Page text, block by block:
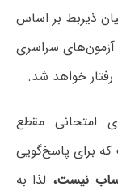
ذیربط بر اساس
آزمون‌های سراسری
خواهد شد.
امتحانی مقطع
برای پاسخ‌گویی
نیست، لذا به